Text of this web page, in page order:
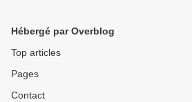
Hébergé par Overblog
Top articles
Pages
Contact